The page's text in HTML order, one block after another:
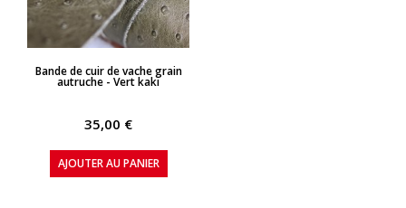
APERÇU RAPIDE
Bande de cuir de vache grain
autruche - Vert kaki
35,00 €
AJOUTER AU PANIER